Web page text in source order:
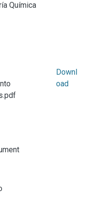
Química
Downl
oad